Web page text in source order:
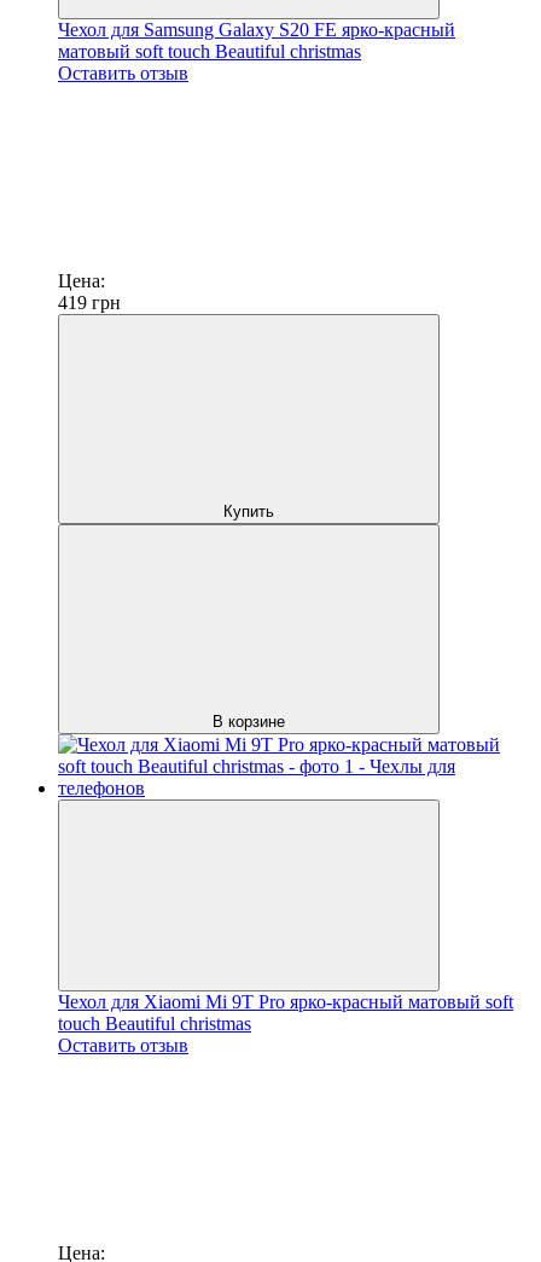
Чехол для Samsung Galaxy S20 FE ярко-красный
матовый soft touch Beautiful christmas
Оставить отзыв
Цена:
419 грн
Купить
В корзине
Чехол для Xiaomi Mi 9T Pro ярко-красный матовый soft
touch Beautiful christmas
Оставить отзыв
Цена: